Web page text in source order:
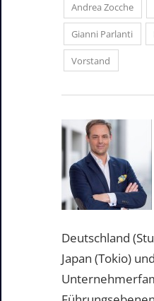
Andrea Zocche
Gianni Parlanti
Vorstand
Deutschland
Japan (Tokio)